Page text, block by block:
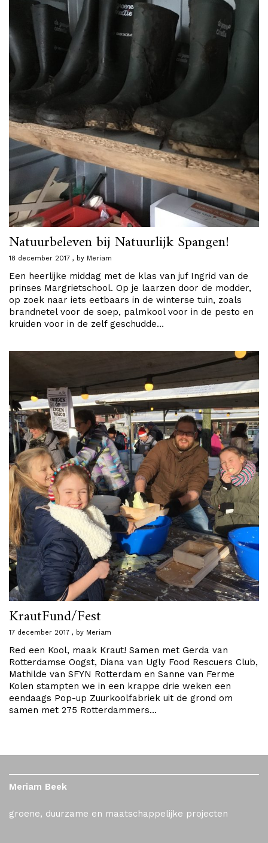
Natuurbeleven bij Natuurlijk Spangen!
18 december 2017 by Meriam
Een heerlijke middag met de klas van juf Ingrid van de
prinses Margrietschool. Op je laarzen door de modder,
op zoek naar iets eetbaars in de winterse tuin, zoals
brandnetel voor de soep, palmkool voor in de pesto en
kruiden voor in de zelf geschudde…
KrautFund/Fest
17 december 2017 by Meriam
Red een Kool, maak Kraut! Samen met Gerda van
Rotterdamse Oogst, Diana van Ugly Food Rescuers Club,
Mathilde van SFYN Rotterdam en Sanne van Ferme
Kolen stampten we in een krappe drie weken een
eendaags Pop-up Zuurkoolfabriek uit de grond om
samen met 275 Rotterdammers…
Meriam Beek
groene, duurzame en maatschappelijke projecten